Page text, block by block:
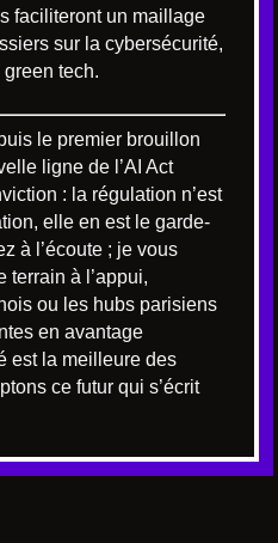
faciliteront un maillage
sur la cybersécurité,
green tech.
le premier brouillon
ligne de l’AI Act
: la régulation n’est
elle en est le garde-
à l’écoute ; je vous
terrain à l’appui,
ou les hubs parisiens
en avantage
est la meilleure des
ce futur qui s’écrit